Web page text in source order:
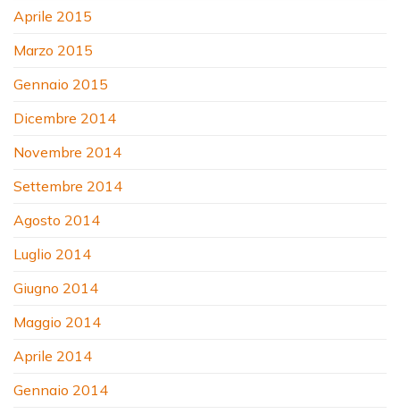
Aprile 2015
Marzo 2015
Gennaio 2015
Dicembre 2014
Novembre 2014
Settembre 2014
Agosto 2014
Luglio 2014
Giugno 2014
Maggio 2014
Aprile 2014
Gennaio 2014